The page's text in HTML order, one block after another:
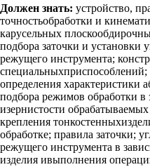
Должен знать: устройство,
точностьобработки и
карусельных
подбора заточки и установки
режущего инструмента;
специальныхприспособлений;
определения характеристики
подбора режимов обработки в
изернистости
крепления
обработке; правила заточки;
режущего инструмента в
изделия ивыполнения